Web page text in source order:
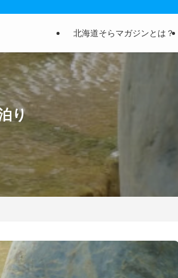
北海道そらマガジンとは？
り